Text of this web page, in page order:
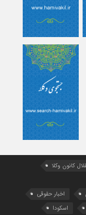
کانون وکلا
اخبار حقوقی
اسکودا